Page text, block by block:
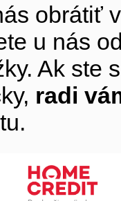
obrátiť
u nás
Ak ste
radi